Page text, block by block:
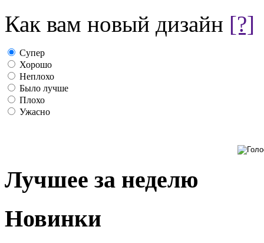
Как вам новый дизайн [?]
Супер
Хорошо
Неплохо
Было лучше
Плохо
Ужасно
Лучшее за неделю
Новинки